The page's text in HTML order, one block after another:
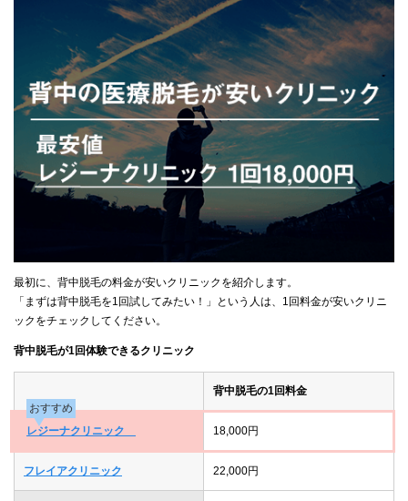
最初に、背中脱毛の料金が安いクリニックを紹介します。
「まずは背中脱毛を1回試してみたい！」という人は、1回料金が安いクリニ
ックをチェックしてください。
背中脱毛が1回体験できるクリニック
背中脱毛の1回料金
おすすめ
レジーナクリニック
18,000円
フレイアクリニック 22,000円